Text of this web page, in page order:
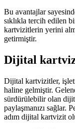
Bu avantajlar
sıklıkla tercih edilen
kartvizitlerin yerini
getirmiştir.
Dijital
Dijital kartvizitler,
haline gelmiştir.
sürdürülebilir olan
paylaşmanızı sağlar.
adım dijital kartvizit